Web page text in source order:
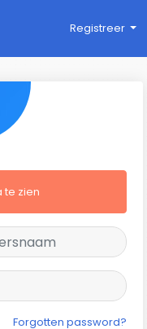
Registreer
te zien
Forgotten password?